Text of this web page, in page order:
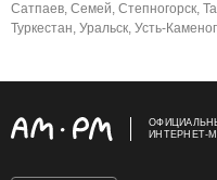
Сатпаев, Семей, Степногорск,
Туркестан, Уральск, Усть-
ИНТЕРНЕТ-